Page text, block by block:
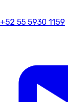
+52 55 5930 1159